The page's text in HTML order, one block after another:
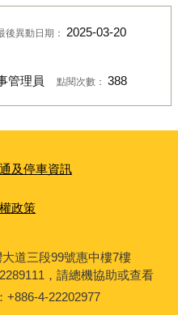
後異動日期： 2025-03-20
管理員 點閱次數： 388
及停車資訊
政策
道三段99號惠中樓7樓
，請總機協助或查看
+886-4-22202977